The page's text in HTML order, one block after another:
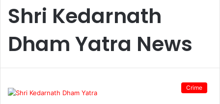
Shri Kedarnath
Dham Yatra News
Crime